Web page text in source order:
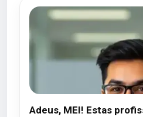
Adeus, MEI! Estas